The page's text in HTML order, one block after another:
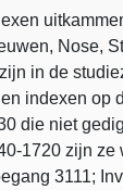
Nose,
in de
indexen op
die niet
1720 zijn ze
3111;